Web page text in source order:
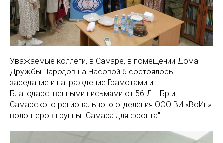
Уважаемые коллеги, в Самаре, в помещении Дома
Дружбы Народов на Часовой 6 состоялось
заседание и награждение Грамотами и
Благодарственными письмами от 56 ДШБр и
Самарского регионального отделения ООО ВИ «ВоИн»
волонтеров группы "Самара для фронта".